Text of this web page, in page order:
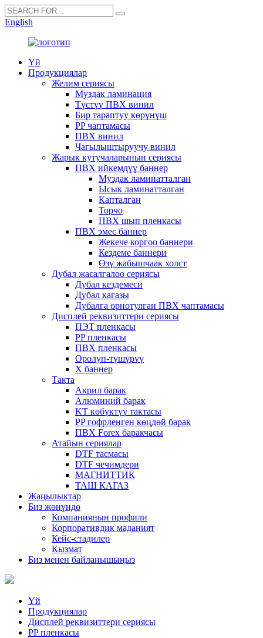
English
Үй
Продукциялар
Желим сериясы
Муздак ламинация
Түстүү ПВХ винил
Бир тараптуу көрүнүш
PP чаптамасы
ПВХ винил
Чагылыштыруучу винил
Жарык кутучаларынын сериясы
ПВХ ийкемдүү баннер
Муздак ламинатталган
Ысык ламинатталган
Капталган
Торчо
ПВХ шып пленкасы
ПВХ эмес баннер
Жекече коргоо баннери
Кездеме баннери
Өзү жабышчаак холст
Дубал жасалгалоо сериясы
Дубал кездемеси
Дубал кагазы
Дубалга орнотулган ПВХ чаптамасы
Дисплей реквизиттери сериясы
ПЭТ пленкасы
PP пленкасы
ПВХ пленкасы
Оролуп-түшүрүү
X баннер
Такта
Акрил барак
Алюминий барак
KT көбүктүү тактасы
PP гофрленген көңдөй барак
ПВХ Forex баракчасы
Атайын сериялар
DTF тасмасы
DTF чечимдери
МАГНИТТИК
ТАШ КАГАЗ
Жаңылыктар
Биз жөнүндө
Компаниянын профили
Корпоративдик маданият
Кейс-стадилер
Кызмат
Биз менен байланышыңыз
Үй
Продукциялар
Дисплей реквизиттери сериясы
PP пленкасы